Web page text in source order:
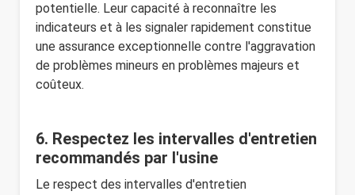
potentielle. Leur capacité à reconnaître les
indicateurs et à les signaler rapidement constitue
une assurance exceptionnelle contre l'aggravation
de problèmes mineurs en problèmes majeurs et
coûteux.
6. Respectez les intervalles d'entretien
recommandés par l'usine
Le respect des intervalles d'entretien